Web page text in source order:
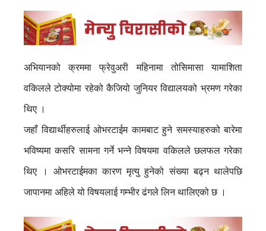
अभियानको क्रममा फ्रेवुअरी महिनामा तोसिमासा यामाशिता
वकिलले टोक्योमा रहेको कैजियो जुनियर विद्यालयको भ्रमण गरेका
थिए ।
जहाँ विद्यार्थीहरुलाई ओभरटाईम कामबाट हुने समस्याहरुको बारेमा
भविष्यमा कसरि सामना गर्ने भन्ने विषयमा वकिलले छलफल गरेका
थिए । ओभरटाईमका कारण मृत्यु हुनेको संख्या बढ्न थालेपछि
जापानमा अहिले यो विषयलाई गम्भीर ढंगले लिन थालिएको छ ।